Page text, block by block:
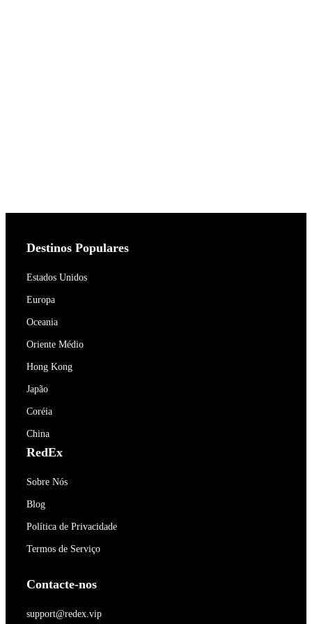
Destinos Populares
Estados Unidos
Europa
Oceania
Oriente Médio
Hong Kong
Japão
Coréia
China
RedEx
Sobre Nós
Blog
Política de Privacidade
Termos de Serviço
Contacte-nos
support@redex.vip